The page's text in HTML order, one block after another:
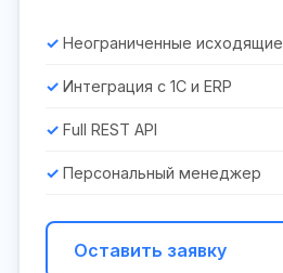
Неограниченные исходящие
Интеграция с 1С и ERP
Full REST API
Персональный менеджер
Оставить заявку